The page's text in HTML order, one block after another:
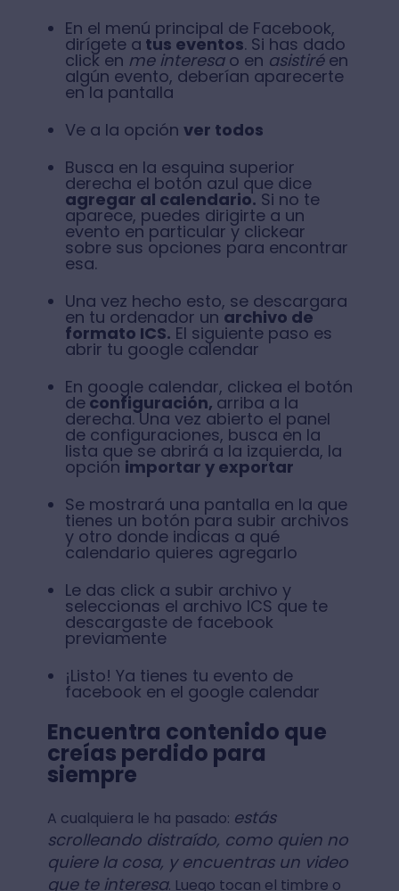
En el menú principal de Facebook,
dirígete a tus eventos. Si has dado
click en me interesa o en asistiréen
algún evento, deberían aparecerte
en la pantalla
Ve a la opción ver todos
Busca en la esquina superior
derecha el botón azul que dice
agregar al calendario. Si no te
aparece, puedes dirigirte a un
evento en particular y clickear
sobre sus opciones para encontrar
esa.
Una vez hecho esto, se descargara
en tu ordenador unarchivo de
formato ICS. El siguiente paso es
abrir tu google calendar
En google calendar, clickea el botón
deconfiguración, arriba a la
derecha. Una vez abierto el panel
de configuraciones, busca en la
lista que se abrirá a la izquierda, la
opción importar y exportar
Se mostrará una pantalla en la que
tienes un botón para subir archivos
y otro donde indicas a qué
calendario quieres agregarlo
Le das click a subir archivo y
seleccionas el archivo ICS que te
descargaste de facebook
previamente
¡Listo! Ya tienes tu evento de
facebook en el google calendar
Encuentra contenido que
creías perdido para
siempre
A cualquiera le ha pasado: estás
scrolleando distraído, como quien no
quiere la cosa, y encuentras un video
que te interesa. Luego tocan el timbre o